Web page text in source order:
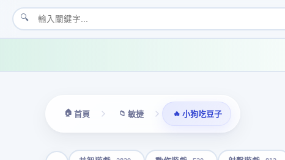
🔍
🏠 首頁 📁 敏捷 🔥 小狗吃豆子